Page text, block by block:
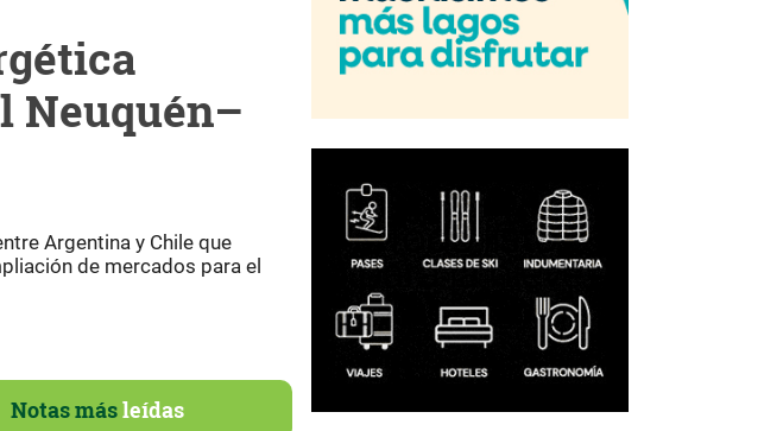
Neuquén–
Argentina y Chile que
de mercados para el
Notas másleídas